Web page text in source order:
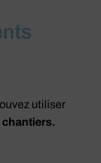
utiliser
chantiers.